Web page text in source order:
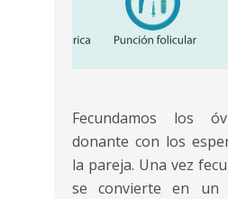
Fecundamos los
donante con los
la pareja. Una vez
se convierte en un